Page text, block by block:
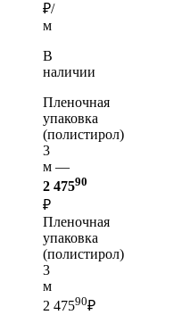
₽/
м
В
наличии
Пленочная
упаковка
(полистирол)
3
м —
2 47590
₽
Пленочная
упаковка
(полистирол)
3
м
2 47590₽